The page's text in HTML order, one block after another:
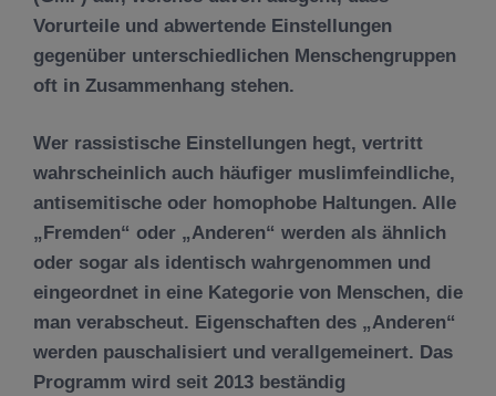
Vorurteile und abwertende Einstellungen
gegenüber unterschiedlichen Menschengruppen
oft in Zusammenhang stehen.
Wer rassistische Einstellungen hegt, vertritt
wahrscheinlich auch häufiger muslimfeindliche,
antisemitische oder homophobe Haltungen. Alle
„Fremden“ oder „Anderen“ werden als ähnlich
oder sogar als identisch wahrgenommen und
eingeordnet in eine Kategorie von Menschen, die
man verabscheut. Eigenschaften des „Anderen“
werden pauschalisiert und verallgemeinert. Das
Programm wird seit 2013 beständig